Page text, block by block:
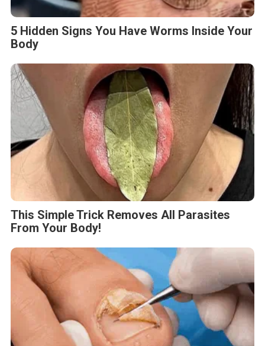
5 Hidden Signs You Have Worms Inside Your
Body
This Simple Trick Removes All Parasites
From Your Body!